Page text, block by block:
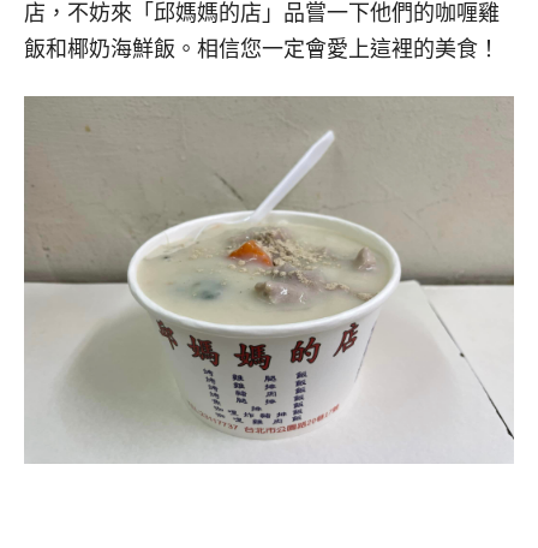
店，不妨來「邱媽媽的店」品嘗一下他們的咖喱雞
飯和椰奶海鮮飯。相信您一定會愛上這裡的美食！